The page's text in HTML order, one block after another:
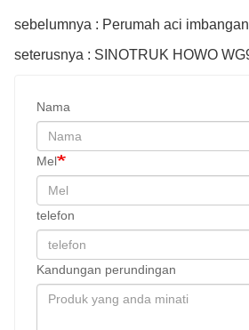
Nama
Mel
telefon
Kandungan perundingan